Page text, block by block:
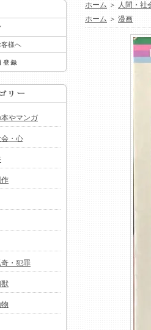
様へ
やマンガ
会・心
・犯罪
ホーム ＞ 人間・社
ホーム ＞ 漫画